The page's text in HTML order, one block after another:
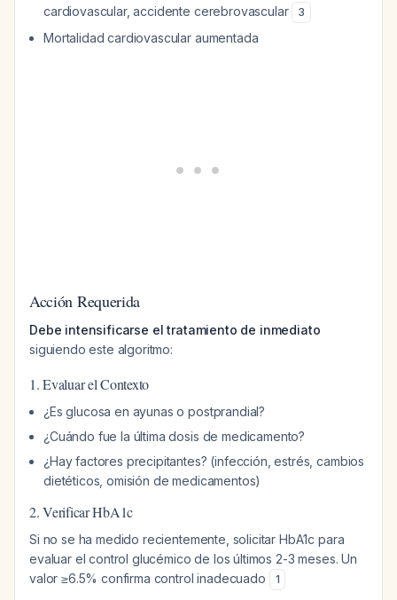
cardiovascular, accidente cerebrovascular
3
Mortalidad cardiovascular aumentada
Acción Requerida
Debe intensificarse el tratamiento de inmediato
siguiendo este algoritmo:
1. Evaluar el Contexto
¿Es glucosa en ayunas o postprandial?
¿Cuándo fue la última dosis de medicamento?
¿Hay factores precipitantes? (infección, estrés, cambios
dietéticos, omisión de medicamentos)
2. Verificar HbA1c
Si no se ha medido recientemente, solicitar HbA1c para
evaluar el control glucémico de los últimos 2-3 meses. Un
valor ≥6.5% confirma control inadecuado
1